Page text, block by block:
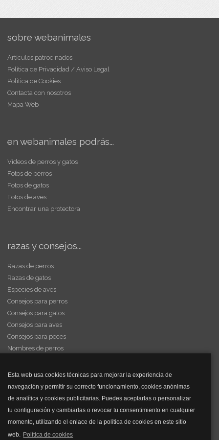
Esta web usa cookies técnicas para mejorar la experiencia de
navegación y permitir su correcto funcionamiento, cookies anónimas
de analítica y cookies publicitarias. Puedes aceptarlas o personalizar
tu configuración y cambiarlas o revocar tu consentimiento en cualquier
momento, utilizando el enlace de la política de cookies en este sitio
web. Política de cookies
sobre webanimales
Artículos patrocinados
Política de Privacidad / Aviso Legal
Política de Cookies
Contacta con nosotros
Mapa Web
en webanimales podrás...
Vídeos de perros y gatos
Fotos de perros
Fotos de gatos
Fotos de aves
Encontrar una protectora
razas y consejos...
Razas de perros
Razas de gatos
Especies de aves
Consejos para perros
Consejos para gatos
Consejos para aves
Consejos para peces
Nombres de perros
y mucho más...